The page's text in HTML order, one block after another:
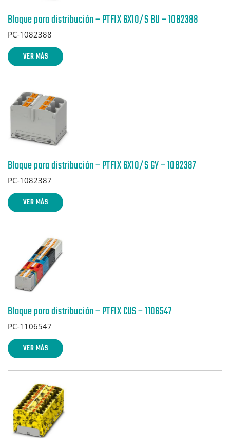
Bloque para distribución – PTFIX 6X10/S BU – 1082388
PC-1082388
VER MÁS
Bloque para distribución – PTFIX 6X10/S GY – 1082387
PC-1082387
VER MÁS
Bloque para distribución – PTFIX CUS – 1106547
PC-1106547
VER MÁS